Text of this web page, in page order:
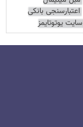
اعتبارسنجی بانکی
سایت یوتوتایمز